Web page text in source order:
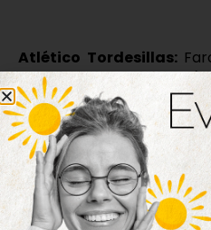
Atlético Tordesillas:
Colás, Héctor Blanco
Abraham, Fer (Dani
Miguel Hernández
Guzón, min.85), Torres
Mirandés B:Iago, Barto,
Ekhiotz (Yeray, min.85),
Arriola (Resano,